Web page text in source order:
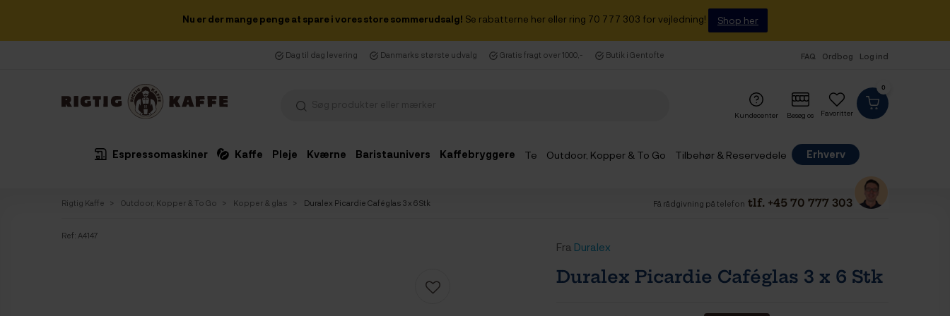
Nu er der mange penge at spare i vores store sommerudsalg! Se rabatterne her eller ring 70 777 303 for vejledning! Shop her
Dag til dag levering Danmarks største udvalg Gratis fragt over 1000,- Butik i Gentofte FAQ Ordbog Log ind
0
Favoritter
Kundecenter Besøg os
Espressomaskiner Kaffe Pleje Kværne Baristaunivers Kaffebryggere Te Outdoor, Kopper & To Go Tilbehør & Reservedele
Erhverv
Rigtig Kaffe Outdoor, Kopper & To Go Kopper & glas Duralex Picardie Caféglas 3 x 6 Stk Få rådgivning på telefon tlf. +45 70 777 303
Ref: A4147
Fra Duralex
Duralex Picardie Caféglas 3 x 6 Stk